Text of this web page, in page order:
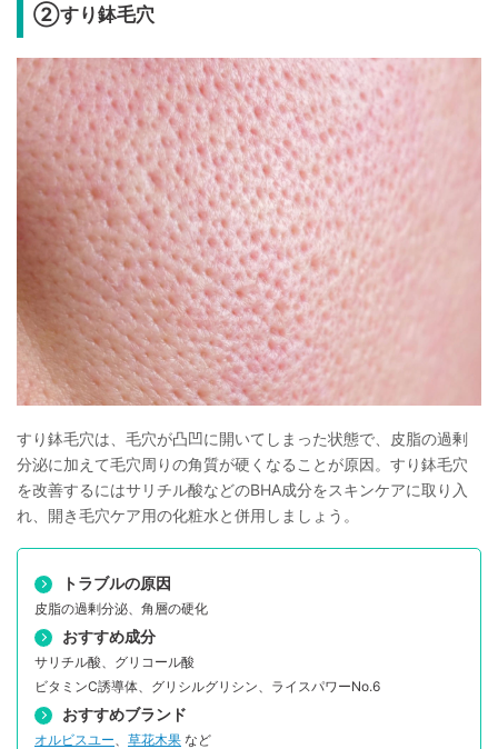
②すり鉢毛穴
すり鉢毛穴は、毛穴が凸凹に開いてしまった状態で、皮脂の過剰
分泌に加えて毛穴周りの角質が硬くなることが原因。すり鉢毛穴
を改善するにはサリチル酸などのBHA成分をスキンケアに取り入
れ、開き毛穴ケア用の化粧水と併用しましょう。
トラブルの原因
皮脂の過剰分泌、角層の硬化
おすすめ成分
サリチル酸、グリコール酸
ビタミンC誘導体、グリシルグリシン、ライスパワーNo.6
おすすめブランド
オルビスユー 草花木果 など